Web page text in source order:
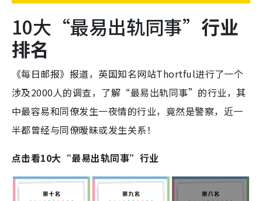
10大“最易出轨同事” 行业
排名
《每日邮报》报道，英国知名网站Thortful进行了一个
涉及2000人的调查，了解“最易出轨同事”的行业，其
中最容易和同僚发生一夜情的行业，竟然是警察，近一
半都曾经与同僚暧昧或发生关系！
点击看10大“最易出轨同事”行业